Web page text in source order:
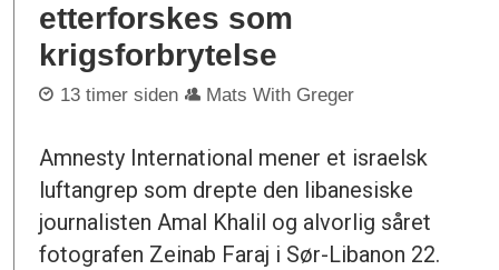
etterforskes som
krigsforbrytelse
13 timer siden Mats With Greger
Amnesty International mener et israelsk
luftangrep som drepte den libanesiske
journalisten Amal Khalil og alvorlig såret
fotografen Zeinab Faraj i Sør-Libanon 22.